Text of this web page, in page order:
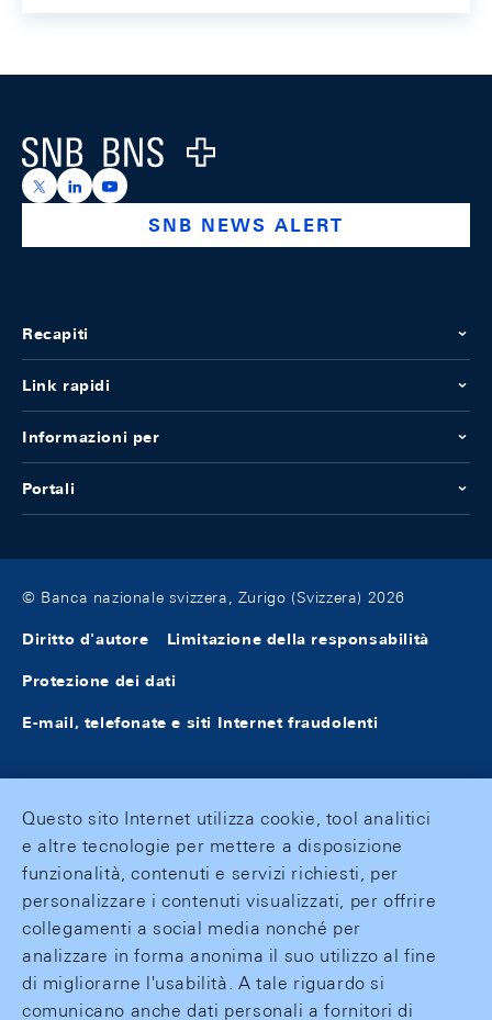
Logo
https://x.com/snb_bns
https://ch.linkedin.com/company/swiss-national-
https://www.youtube.com/@swissnationalbank
SNB NEWS ALERT
Recapiti
Link rapidi
Informazioni per
Portali
© Banca nazionale svizzera, Zurigo (Svizzera) 2026
Diritto d'autore Limitazione della responsabilità
Protezione dei dati
E-mail, telefonate e siti Internet fraudolenti
Questo sito Internet utilizza cookie, tool analitici
e altre tecnologie per mettere a disposizione
funzionalità, contenuti e servizi richiesti, per
personalizzare i contenuti visualizzati, per offrire
collegamenti a social media nonché per
analizzare in forma anonima il suo utilizzo al fine
di migliorarne l'usabilità. A tale riguardo si
comunicano anche dati personali a fornitori di